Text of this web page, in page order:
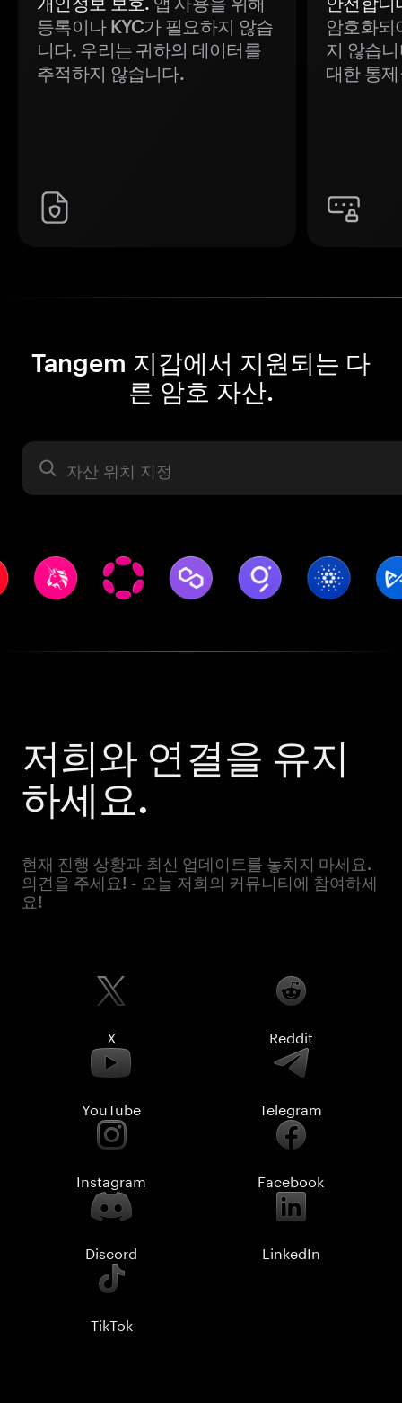
등록이나 KYC가 필요하지 않습
니다. 우리는 귀하의 데이터를
추적하지 않습니다.
암호화되
지 않습
대한 통
Tangem 지갑에서 지원되는 다
른 암호 자산.
자산 라벨
저희와 연결을 유지
하세요.
현재 진행 상황과 최신 업데이트를 놓치지 마세요.
의견을 주세요! - 오늘 저희의 커뮤니티에 참여하세
요!
X Reddit
YouTube Telegram
Instagram Facebook
Discord LinkedIn
TikTok